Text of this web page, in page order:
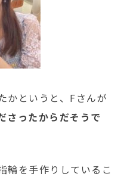
かというと、Fさんが
さったからだそうで
輪を手作りしているこ